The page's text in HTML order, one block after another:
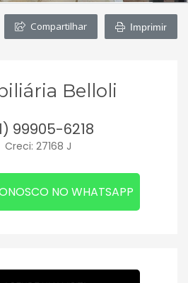
Compartilhar Imprimir
Belloli
99905-6218
Creci: 27168 J
NO WHATSAPP